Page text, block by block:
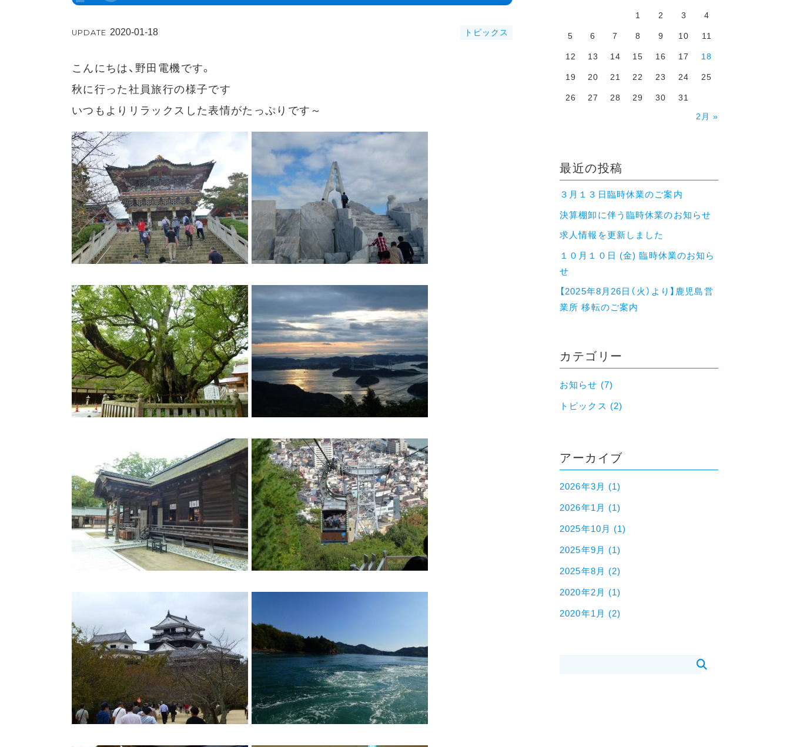
UPDATE 2020-01-18 トピックス
こんにちは、野田電機です。
秋に行った社員旅行の様子です
いつもよりリラックスした表情がたっぷりです～
1 2 3 4
5 6 7 8 9 10 11
12 13 14 15 16 17 18
19 20 21 22 23 24 25
26 27 28 29 30
31
2月 »
最近の投稿
３月１３日臨時休業のご案内
決算棚卸に伴う臨時休業のお知らせ
求人情報を更新しました
１０月１０日 (金) 臨時休業のお知ら
せ
【2025年8月26日（火）より】鹿児島営
業所 移転のご案内
カテゴリー
お知らせ (7)
トピックス (2)
アーカイブ
2026年3月 (1)
2026年1月 (1)
2025年10月 (1)
2025年9月 (1)
2025年8月 (2)
2020年2月 (1)
2020年1月 (2)